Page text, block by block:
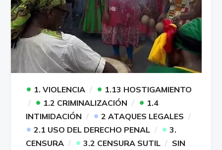
• 1. VIOLENCIA • 1.13 HOSTIGAMIENTO
• 1.2 CRIMINALIZACIÓN • 1.4
INTIMIDACIÓN
• 2 ATAQUES LEGALES
• 2.1 USO DEL DERECHO PENAL • 3.
CENSURA
• 3.2 CENSURA SUTIL
SIN